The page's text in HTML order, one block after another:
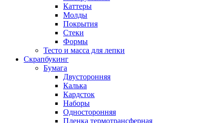
Каттеры
Молды
Покрытия
Стеки
Формы
Тесто и масса для лепки
Скрапбукинг
Бумага
Двусторонняя
Калька
Кардсток
Наборы
Односторонняя
Пленка термотрансферная